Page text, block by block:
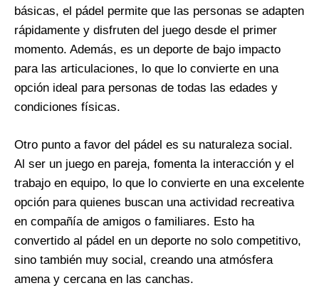
básicas, el pádel permite que las personas se adapten
rápidamente y disfruten del juego desde el primer
momento. Además, es un deporte de bajo impacto
para las articulaciones, lo que lo convierte en una
opción ideal para personas de todas las edades y
condiciones físicas.
Otro punto a favor del pádel es su naturaleza social.
Al ser un juego en pareja, fomenta la interacción y el
trabajo en equipo, lo que lo convierte en una excelente
opción para quienes buscan una actividad recreativa
en compañía de amigos o familiares. Esto ha
convertido al pádel en un deporte no solo competitivo,
sino también muy social, creando una atmósfera
amena y cercana en las canchas.